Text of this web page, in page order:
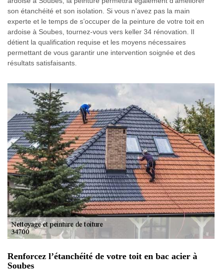
son étanchéité et son isolation. Si vous n’avez pas la main
experte et le temps de s’occuper de la peinture de votre toit en
ardoise à Soubes, tournez-vous vers keller 34 rénovation. Il
détient la qualification requise et les moyens nécessaires
permettant de vous garantir une intervention soignée et des
résultats satisfaisants.
Renforcez l’étanchéité de votre toit en bac acier à
Soubes